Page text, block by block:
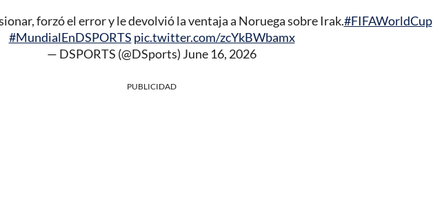
forzó el error y le devolvió la ventaja a Noruega sobre Irak.#FIFAWorldCup
#MundialEnDSPORTS pic.twitter.com/zcYkBWbamx
— DSPORTS (@DSports) June 16, 2026
PUBLICIDAD